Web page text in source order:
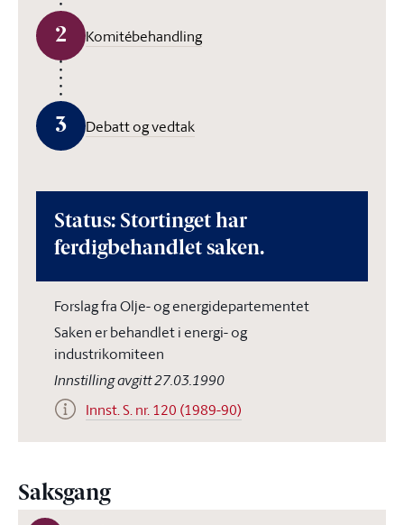
2 Komitébehandling
3 Debatt og vedtak
Status: Stortinget har
ferdigbehandlet saken.
Forslag fra Olje- og energidepartementet
Saken er behandlet i energi- og
industrikomiteen
Innstilling avgitt 27.03.1990
Innst. S. nr. 120 (1989-90)
Saksgang